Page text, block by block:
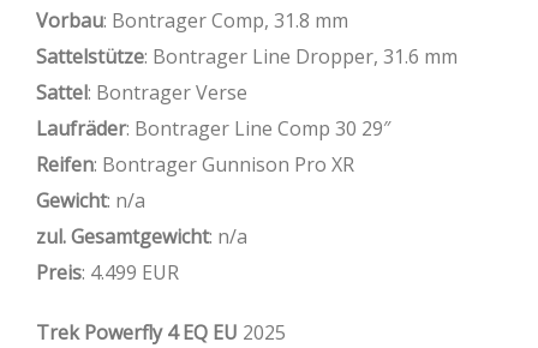
Vorbau: Bontrager Comp, 31.8 mm
Sattelstütze: Bontrager Line Dropper, 31.6 mm
Sattel: Bontrager Verse
Laufräder: Bontrager Line Comp 30 29″
Reifen: Bontrager Gunnison Pro XR
Gewicht: n/a
zul. Gesamtgewicht: n/a
Preis: 4.499 EUR
Trek Powerfly 4 EQ EU 2025